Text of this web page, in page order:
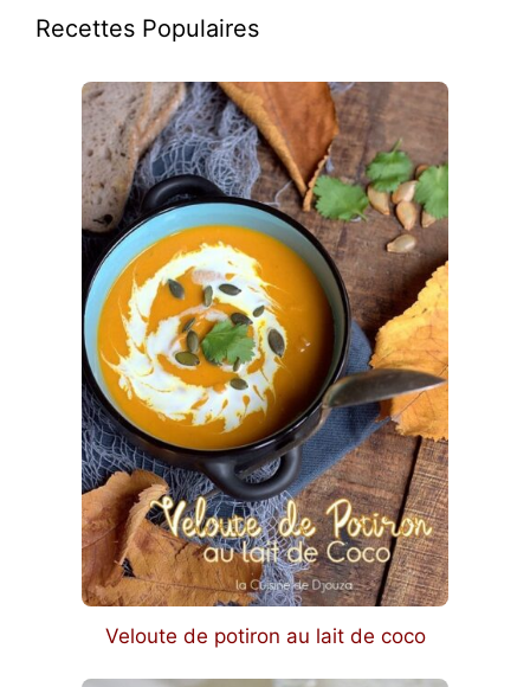
Recettes Populaires
Veloute de potiron au lait de coco